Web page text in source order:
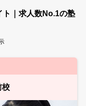
ト｜求人数No.1の塾
校